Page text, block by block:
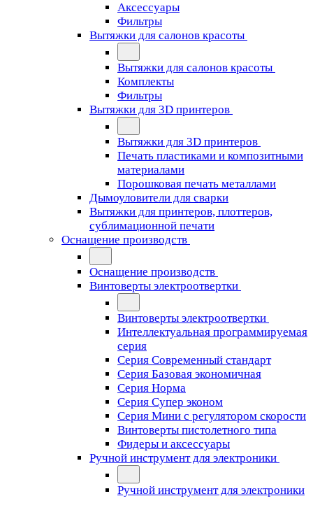
Аксессуары
Фильтры
Вытяжки для салонов красоты
Вытяжки для салонов красоты
Комплекты
Фильтры
Вытяжки для 3D принтеров
Вытяжки для 3D принтеров
Печать пластиками и композитными
материалами
Порошковая печать металлами
Дымоуловители для сварки
Вытяжки для принтеров, плоттеров,
сублимационной печати
Оснащение производств
Оснащение производств
Винтоверты электроотвертки
Винтоверты электроотвертки
Интеллектуальная программируемая
серия
Серия Современный стандарт
Серия Базовая экономичная
Серия Норма
Серия Cупер эконом
Серия Мини с регулятором скорости
Винтоверты пистолетного типа
Фидеры и аксессуары
Ручной инструмент для электроники
Ручной инструмент для электроники